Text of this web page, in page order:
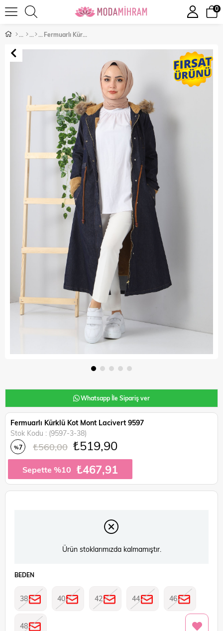
0
Fermuarlı Kürklü Kot Mont Lacivert 9597
Whatsapp İle Sipariş ver
Fermuarlı Kürklü Kot Mont Lacivert 9597
Stok Kodu
(9597-3-38)
%7 ₺560,00 ₺519,90
Sepette %10 ₺467,91
Ürün stoklarımızda kalmamıştır.
BEDEN
38 40 42 44 46
48